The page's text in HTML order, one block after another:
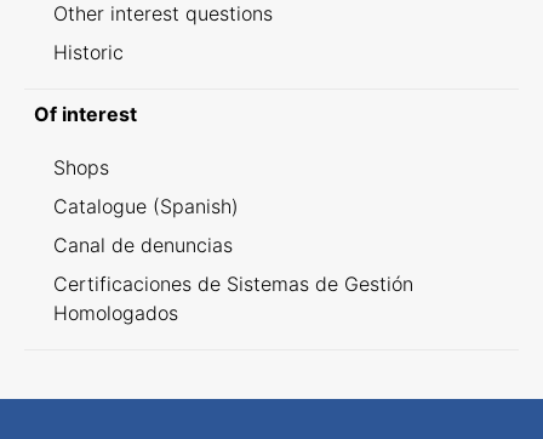
Other interest questions
Historic
Of interest
Shops
Catalogue (Spanish)
Canal de denuncias
Certificaciones de Sistemas de Gestión
Homologados